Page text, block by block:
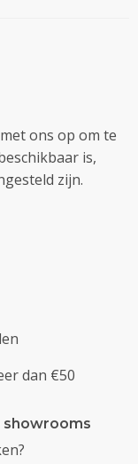
ons op om te
is,
zijn.
dan €50
showrooms